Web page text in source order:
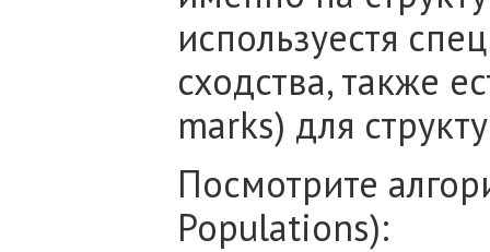
используестя
сходства, также
marks) для
Посмотрите
Populations):